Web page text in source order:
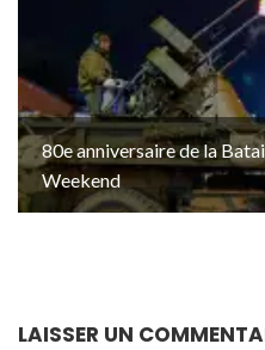
80e anniversaire de la
Weekend
LAISSER UN